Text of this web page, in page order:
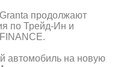
продолжают
по Трейд-Ин и
автомобиль на новую